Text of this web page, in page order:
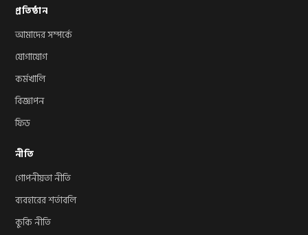
প্রতিষ্ঠান
আমাদের সম্পর্কে
যোগাযোগ
কর্মখালি
বিজ্ঞাপন
ফিড
নীতি
গোপনীয়তা নীতি
ব্যবহারের শর্তাবলি
কুকি নীতি